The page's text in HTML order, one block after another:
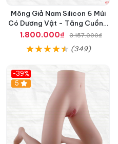
Mông Giả Nam Silicon 6 Múi
Có Dương Vật - Tăng Cuồng
Nhiệt Đêm
1.800.000₫ 3.157.000₫
(349)
-39%
5